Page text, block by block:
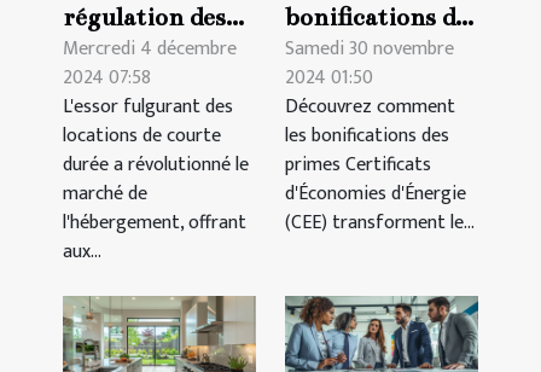
régulation des
locations
courtes durées
et leurs impacts
juridiques
Mercredi 4 décembre
2024 07:58
L'essor fulgurant des
locations de courte
durée a révolutionné le
marché de
l'hébergement, offrant
aux...
bonifications des
primes CEE
améliorent le
chauffage dans
l'immobilier
collectif
Samedi 30 novembre
2024 01:50
Découvrez comment
les bonifications des
primes Certificats
d'Économies d'Énergie
(CEE) transforment le...